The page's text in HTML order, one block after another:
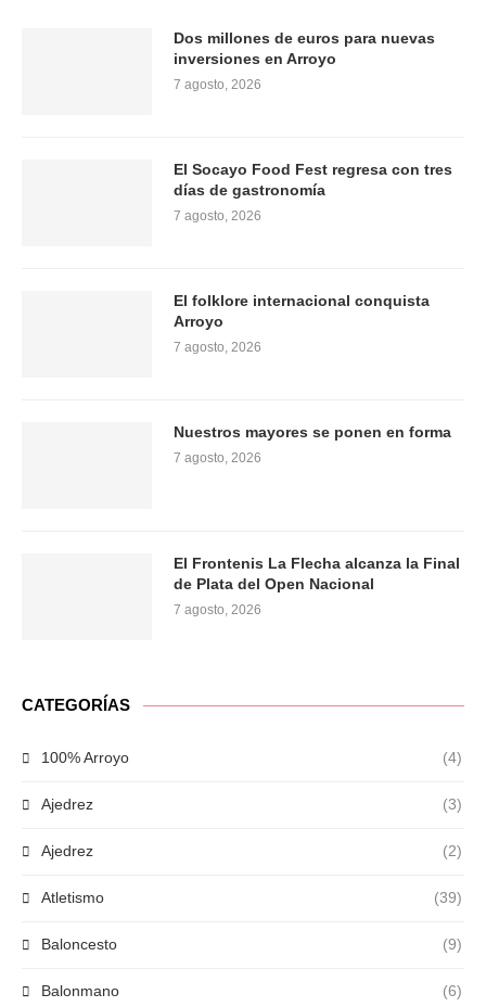
Dos millones de euros para nuevas
inversiones en Arroyo
7 agosto, 2026
El Socayo Food Fest regresa con tres
días de gastronomía
7 agosto, 2026
El folklore internacional conquista
Arroyo
7 agosto, 2026
Nuestros mayores se ponen en forma
7 agosto, 2026
El Frontenis La Flecha alcanza la Final
de Plata del Open Nacional
7 agosto, 2026
CATEGORÍAS
100% Arroyo (4)
Ajedrez (3)
Ajedrez (2)
Atletismo (39)
Baloncesto (9)
Balonmano (6)